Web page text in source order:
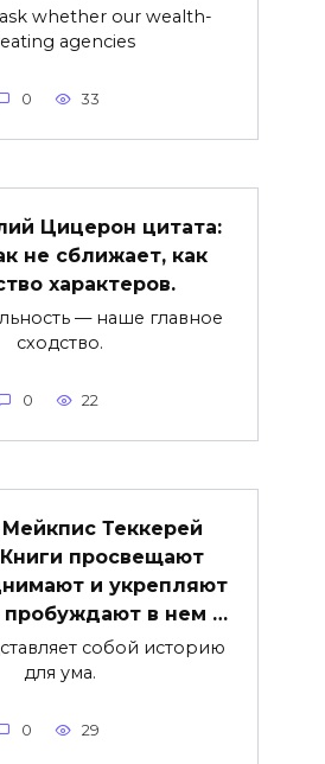
whether our wealth-
agencies
0 33
Цицерон цитата:
не сближает, как
характеров.
— наше главное
сходство.
0 22
Теккерей
просвещают
и укрепляют
пробуждают в нем …
собой историю
для ума.
0 29